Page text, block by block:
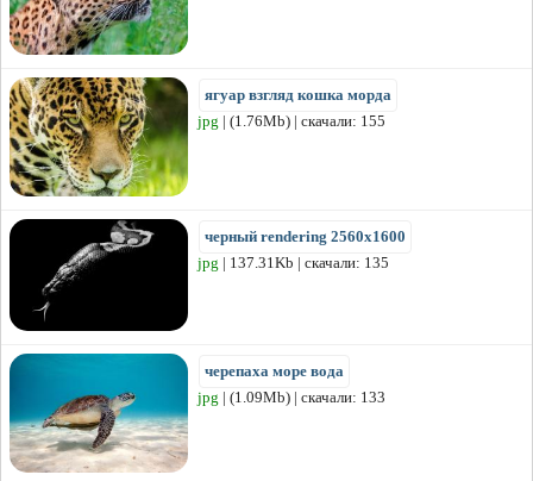
ягуар взгляд кошка морда
jpg | (1.76Mb) | скачали: 155
черный rendering 2560x1600
jpg | 137.31Kb | скачали: 135
черепаха море вода
jpg | (1.09Mb) | скачали: 133